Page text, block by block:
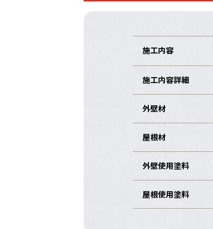
施工内容
施工内容詳細
外壁材
屋根材
外壁使用塗料
屋根使用塗料